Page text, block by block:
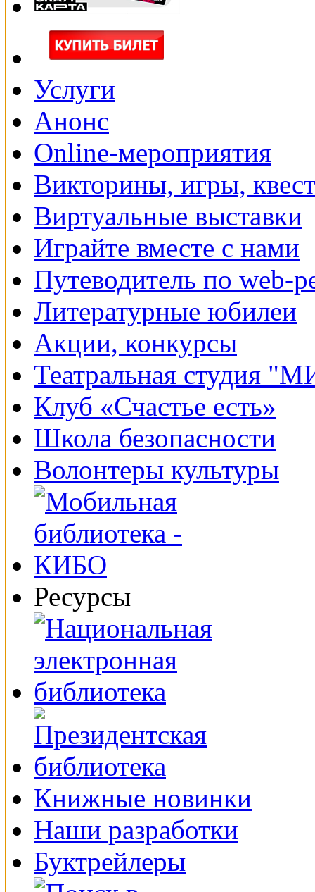
Услуги
Анонс
Online-мероприятия
Викторины, игры,
Виртуальные выставки
Играйте вместе с нами
Путеводитель по web-
Литературные юбилеи
Акции, конкурсы
Театральная студия
Клуб «Счастье есть»
Школа безопасности
Волонтеры культуры
Ресурсы
Книжные новинки
Наши разработки
Буктрейлеры